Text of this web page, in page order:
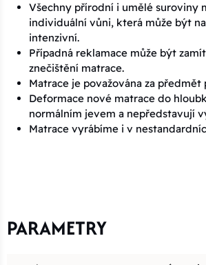
Všechny přírodní i umělé suroviny
individuální vůni, která může být
intenzivní.
Případná reklamace může být
znečištění matrace.
Matrace je považována za
Deformace nové matrace do
normálním jevem a nepředstavují
Matrace vyrábíme i v
PARAMETRY